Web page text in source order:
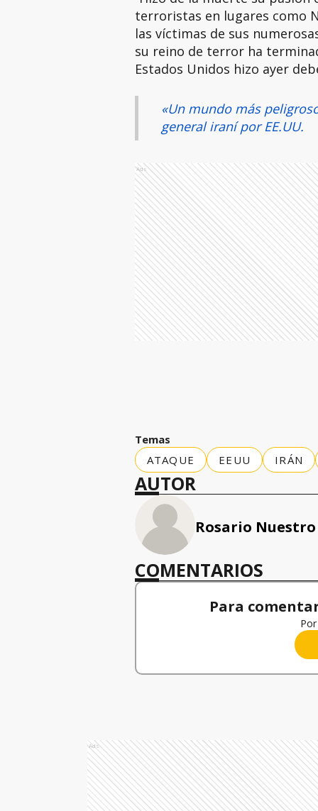
terroristas en lugares como
las víctimas de sus
su reino de terror ha
Estados Unidos hizo ayer
«Un mundo más
general iraní por EE.UU.
Ads
Temas
ATAQUE
EEUU IRÁN
AUTOR
Rosario Nuestro
COMENTARIOS
Para
Ads